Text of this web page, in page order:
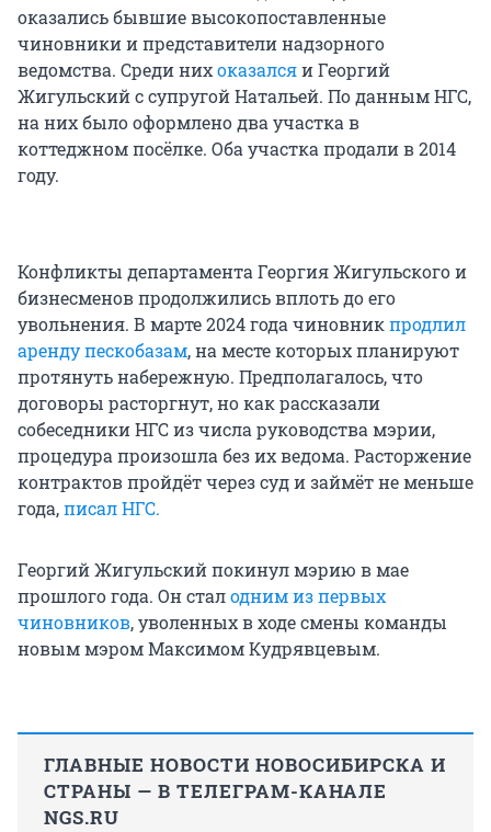
оказались бывшие высокопоставленные
чиновники и представители надзорного
ведомства. Среди нихоказалсяи Георгий
Жигульский с супругой Натальей. По данным НГС,
на них было оформлено два участка в
коттеджном посёлке. Оба участка продали в 2014
году.
Конфликты департамента Георгия Жигульского и
бизнесменов продолжились вплоть до его
увольнения. В марте 2024 года чиновникпродлил
аренду пескобазам, на месте которых планируют
протянуть набережную. Предполагалось, что
договоры расторгнут, но как рассказали
собеседники НГС из числа руководства мэрии,
процедура произошла без их ведома. Расторжение
контрактов пройдёт через суд и займёт не меньше
года,писал НГС.
Георгий Жигульский покинул мэрию в мае
прошлого года. Он сталодним из первых
чиновников, уволенных в ходе смены команды
новым мэром Максимом Кудрявцевым.
ГЛАВНЫЕ НОВОСТИ НОВОСИБИРСКА И
СТРАНЫ — В ТЕЛЕГРАМ-КАНАЛЕ
NGS.RU